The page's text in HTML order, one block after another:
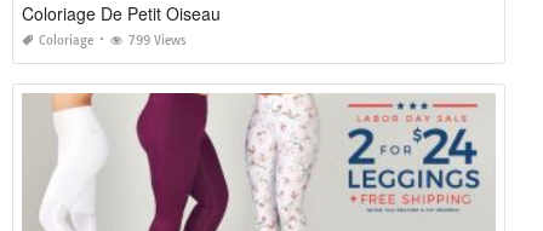
Coloriage De Petit Oiseau
Coloriage 799 Views